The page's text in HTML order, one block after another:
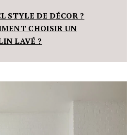
STYLE DE DÉCOR ?
CHOISIR UN
LAVÉ ?